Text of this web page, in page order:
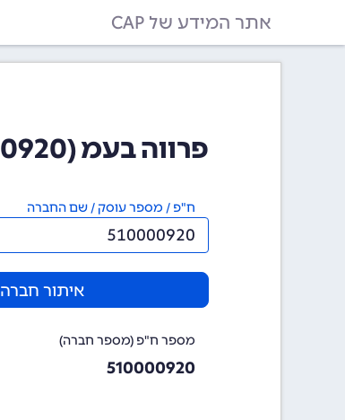
אתר המידע של CAP
פרווה בעמ (510000920)
ח"פ / מספר עוסק / שם החברה
איתור חברה
מספר ח"פ (מספר חברה)
510000920